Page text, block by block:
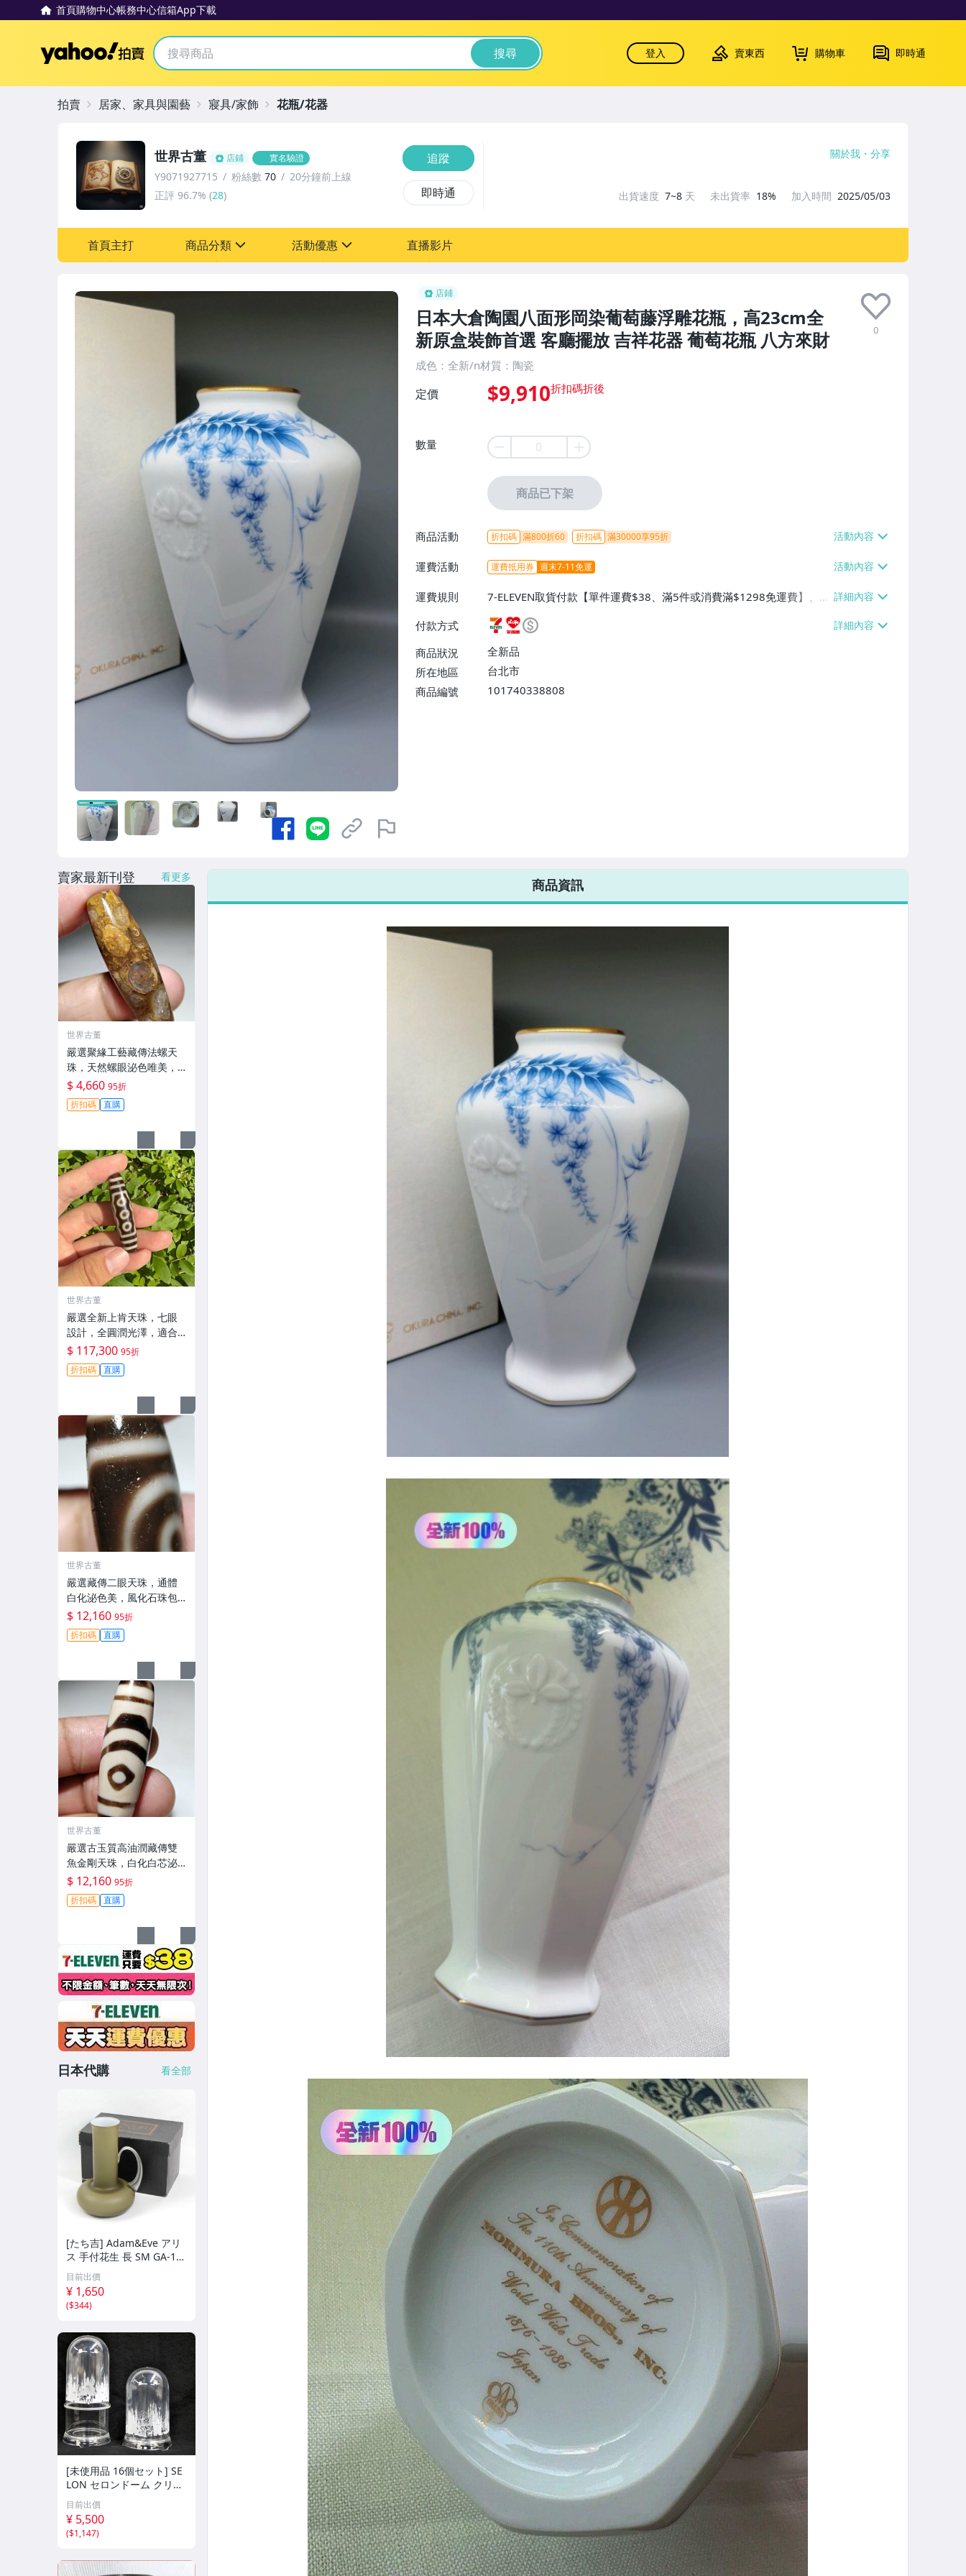
首頁購物中心帳務中心信箱App下載
Yahoo拍賣 搜尋 登入 賣東西 購物車 即時通
店鋪
日本大倉陶園八面形岡染葡萄藤浮雕花瓶，高23cm全
新原盒裝飾首選 客廳擺放 吉祥花器 葡萄花瓶 八方來財
0
成色：全新/n材質：陶瓷
定價 $9,910
數量
商品已下架
商品活動 折扣碼 滿800折60 折扣碼 滿30000享95折
運費活動 運費抵用券 週末7-11免運
運費規則
7-ELEVEN取貨付款【單件運費$38、滿5件或消費滿$1298免運費】、7-
ELEVEN取貨不付款【免運費】、萊爾富取貨付款【單件運費$60、滿5件
或消費滿$1298免運費】、宅配/貨運【單件運費$120、滿5件或消費滿
$1598免運費】
付款方式
商品狀況
全新品
所在地區
台北市
商品編號
101740338808
世界古董 店鋪 實名驗證
Y9071927715 粉絲數 70
20分鐘前上線
正評 96.7% (28)
追蹤
即時通
關於我 分享
出貨速度 7~8 天 未出貨率 18% 加入時間 2025/05/03
首頁主打 商品分類 活動優惠 直播影片
拍賣 居家、家具與園藝 寢具/家飾 花瓶/花器
商品資訊
賣家最新刊登 看更多
世界古董
嚴選聚緣工藝藏傳法螺天
珠，天然螺眼泌色唯美，
手磨老料隨形，風化包漿
飽滿，尺寸mm 推薦 天然
天珠 法螺天珠
$ 4,660 95折
折扣碼 直購
世界古董
嚴選全新上肯天珠，七眼
設計，全圓潤光澤，適合
收藏把玩。 天珠 全圓 洞孔
$ 117,300 95折
折扣碼 直購
世界古董
嚴選藏傳二眼天珠，通體
白化泌色美，風化石珠包
漿飽，手工打磨具韻味 二
眼天珠 白化 泓色
$ 12,160 95折
折扣碼 直購
世界古董
嚴選古玉質高油潤藏傳雙
魚金剛天珠，白化白芯泌
色佳，手磨老料風華飽
滿，尺寸10mm 雙魚天珠
白化泌色 玉質
$ 12,160 95折
折扣碼 直購
日本代購 看全部
[たち吉] Adam&Eve アリ
ス 手付花生 長 SM GA-10
6 高さ24cm
目前出價
¥ 1,650
($344)
[未使用品 16個セット] SE
LON セロンドーム クリア
ー 120L プリント アダプ
ター付 フラワーアレンジ
デコレート フィギュア 高
さ約21/28cm
目前出價
¥ 5,500
($1,147)